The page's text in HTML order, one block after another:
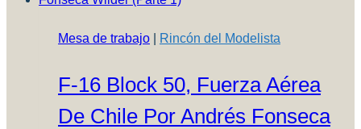
Mesa de trabajo Rincón del Modelista
F-16 Block 50, Fuerza Aérea
De Chile Por Andrés Fonseca